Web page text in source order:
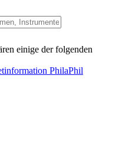
einige der folgenden
PhilaPhil